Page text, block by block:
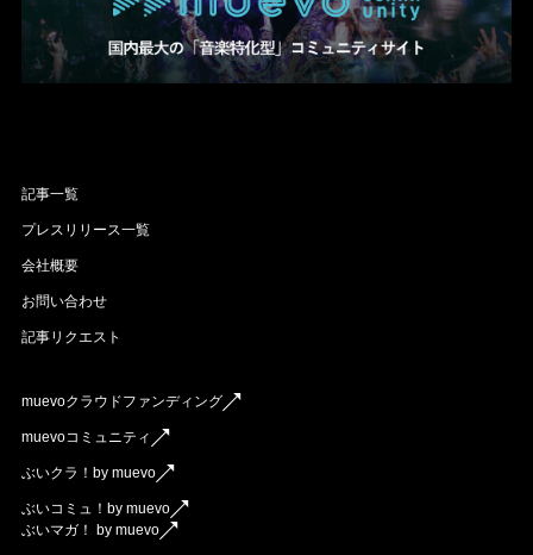
記事一覧
プレスリリース一覧
会社概要
お問い合わせ
記事リクエスト
muevoクラウドファンディング
muevoコミュニティ
ぶいクラ！by muevo
ぶいコミュ！by muevo
ぶいマガ！ by muevo